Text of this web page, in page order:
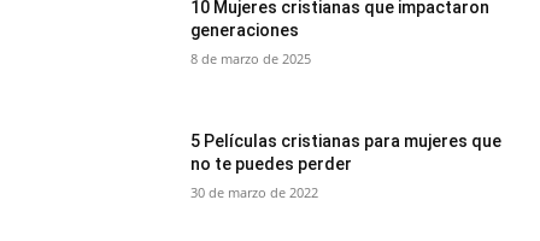
10 Mujeres cristianas que impactaron
generaciones
8 de marzo de 2025
5 Películas cristianas para mujeres que
no te puedes perder
30 de marzo de 2022